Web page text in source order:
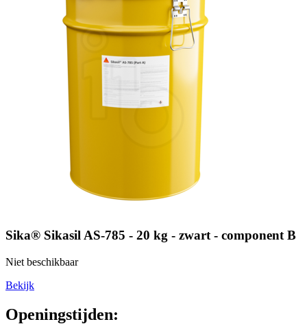
Sika® Sikasil AS-785 - 20 kg - zwart - component B
Niet beschikbaar
Bekijk
Openingstijden: